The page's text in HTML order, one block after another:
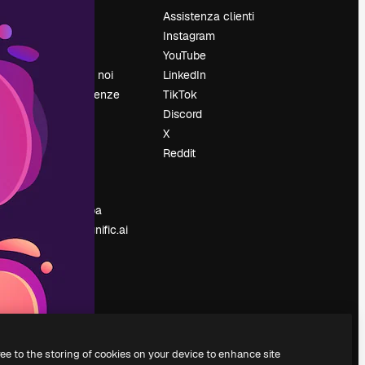
Recensioni
Lavora con noi
Cerca tendenze
Blog
Eventi
Slidesgo
Vendi i tuoi
Sala stampa
Cerchi magnific.ai
Assistenza clienti
Instagram
YouTube
LinkedIn
TikTok
Discord
X
Reddit
to the storing of cookies on your device to enhance site